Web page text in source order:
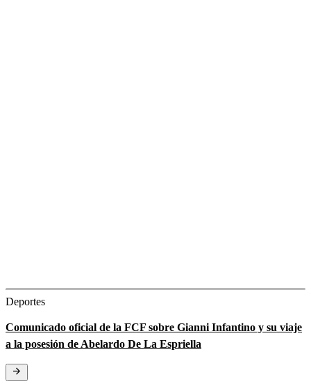
Deportes
Comunicado oficial de la FCF sobre Gianni Infantino y su viaje
a la posesión de Abelardo De La Espriella